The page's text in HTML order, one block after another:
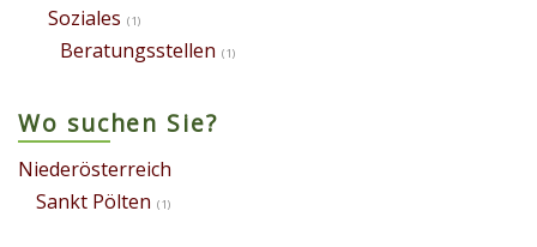
Soziales (1)
Beratungsstellen (1)
Wo suchen Sie?
Niederösterreich
Sankt Pölten (1)